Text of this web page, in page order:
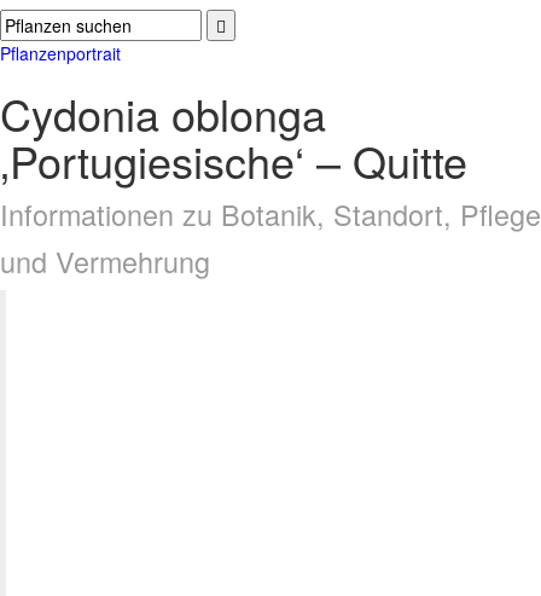
Pflanzenportrait
Cydonia oblonga
‚Portugiesische‘ – Quitte
Informationen zu Botanik, Standort, Pflege
und Vermehrung